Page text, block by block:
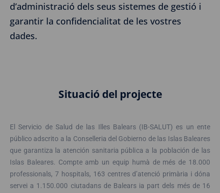
d’administració dels seus sistemes de gestió i
garantir la confidencialitat de les vostres
dades.
Situació del projecte
El Servicio de Salud de las Illes Balears (IB-SALUT) es un ente
público adscrito a la Conselleria del Gobierno de las Islas Baleares
que garantiza la atención sanitaria pública a la población de las
Islas Baleares. Compte amb un equip humà de més de 18.000
professionals, 7 hospitals, 163 centres d’atenció primària i dóna
servei a 1.150.000 ciutadans de Balears ia part dels més de 16